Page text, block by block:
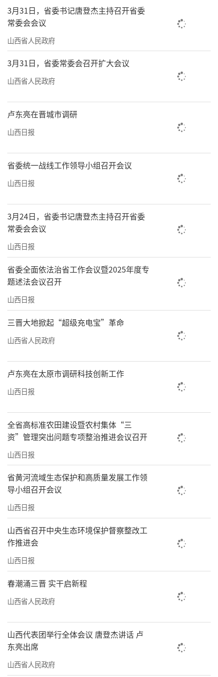
提高核心竞争力，让游客深度旅游、深刻体
验，乘兴而来、满意而归，使山西成为“来了
不想走，走了还想来”的旅游目的地，为新时
代山西文旅融合发展谱写精彩篇章。
（栗美霞）
乔家大院景区推出的互动表演备受游客青睐。
山西经济日报记者栗美霞摄
责任编辑：李梓涵
3月31日，省委书记唐登杰主持召开省委
常委会会议
山西省人民政府
3月31日，省委常委会召开扩大会议
山西省人民政府
卢东亮在晋城市调研
山西日报
省委统一战线工作领导小组召开会议
山西日报
3月24日，省委书记唐登杰主持召开省委
常委会会议
山西日报
省委全面依法治省工作会议暨2025年度专
题述法会议召开
山西日报
三晋大地掀起“超级充电宝”革命
山西省人民政府
卢东亮在太原市调研科技创新工作
山西日报
全省高标准农田建设暨农村集体“三
资”管理突出问题专项整治推进会议召开
山西日报
省黄河流域生态保护和高质量发展工作领
导小组召开会议
山西日报
山西省召开中央生态环境保护督察整改工
作推进会
山西日报
春潮涌三晋 实干启新程
山西省人民政府
山西代表团举行全体会议 唐登杰讲话 卢
东亮出席
山西省人民政府